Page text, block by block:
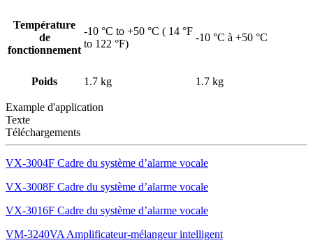
Température
de
fonctionnement
-10 °C to +50 °C ( 14 °F
to 122 °F)
-10 °C à +50 °C
Poids 1.7 kg 1.7 kg
Example d'application
Texte
Téléchargements
VX-3004F Cadre du système d’alarme vocale
VX-3008F Cadre du système d’alarme vocale
VX-3016F Cadre du système d’alarme vocale
VM-3240VA Amplificateur-mélangeur intelligent